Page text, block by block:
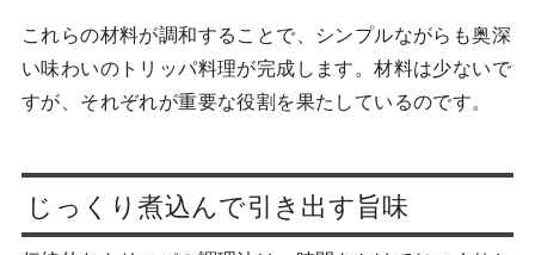
これらの材料が調和することで、シンプルながらも奥深
い味わいのトリッパ料理が完成します。材料は少ないで
すが、それぞれが重要な役割を果たしているのです。
じっくり煮込んで引き出す旨味